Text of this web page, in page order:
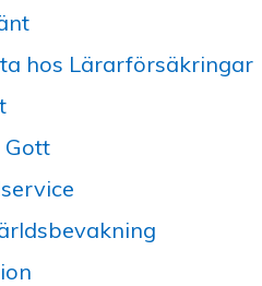
hos Lärarförsäkringar
Gott